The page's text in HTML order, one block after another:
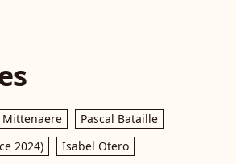
Pascal Bataille
2024)
Isabel Otero